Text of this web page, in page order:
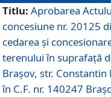
Titlu: Aprobarea
concesiune nr. 20125
cedarea și
terenului în suprafață
Brașov, str.
în C.F. nr. 140247